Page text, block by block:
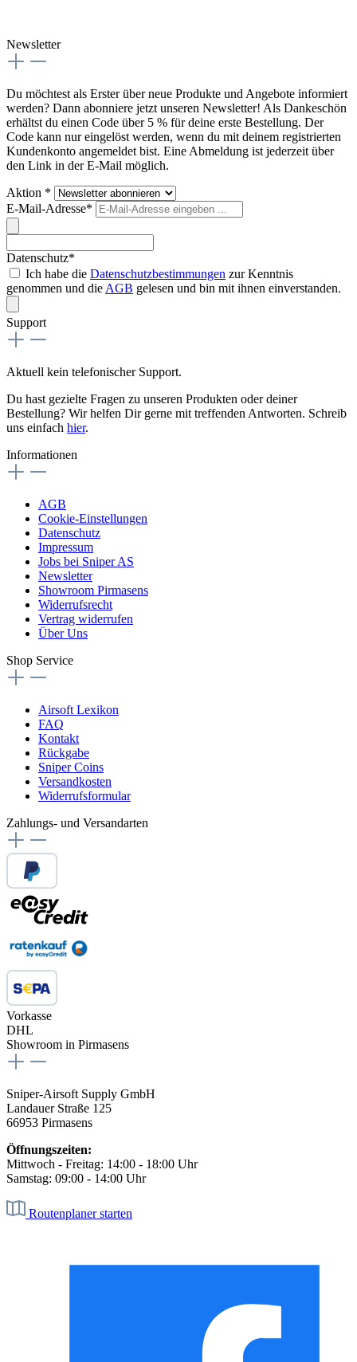
Newsletter
Du möchtest als Erster über neue Produkte und Angebote informiert
werden? Dann abonniere jetzt unseren Newsletter! Als Dankeschön
erhältst du einen Code über 5 % für deine erste Bestellung. Der
Code kann nur eingelöst werden, wenn du mit deinem registrierten
Kundenkonto angemeldet bist. Eine Abmeldung ist jederzeit über
den Link in der E-Mail möglich.
Aktion *
E-Mail-Adresse*
Datenschutz*
Ich habe die Datenschutzbestimmungen zur Kenntnis
genommen und die AGB gelesen und bin mit ihnen einverstanden.
Support
Aktuell kein telefonischer Support.
Du hast gezielte Fragen zu unseren Produkten oder deiner
Bestellung? Wir helfen Dir gerne mit treffenden Antworten. Schreib
uns einfach hier.
Informationen
AGB
Cookie-Einstellungen
Datenschutz
Impressum
Jobs bei Sniper AS
Newsletter
Showroom Pirmasens
Widerrufsrecht
Vertrag widerrufen
Über Uns
Shop Service
Airsoft Lexikon
FAQ
Kontakt
Rückgabe
Sniper Coins
Versandkosten
Widerrufsformular
Zahlungs- und Versandarten
Vorkasse
DHL
Showroom in Pirmasens
Sniper-Airsoft Supply GmbH
Landauer Straße 125
66953 Pirmasens
Öffnungszeiten:
Mittwoch - Freitag: 14:00 - 18:00 Uhr
Samstag: 09:00 - 14:00 Uhr
Routenplaner starten